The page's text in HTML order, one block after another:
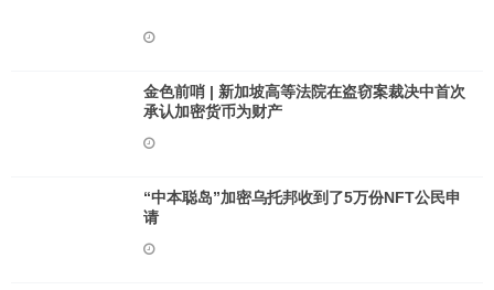
金色前哨 | 新加坡高等法院在盗窃案裁决中首次
承认加密货币为财产
“中本聪岛”加密乌托邦收到了5万份NFT公民申
请